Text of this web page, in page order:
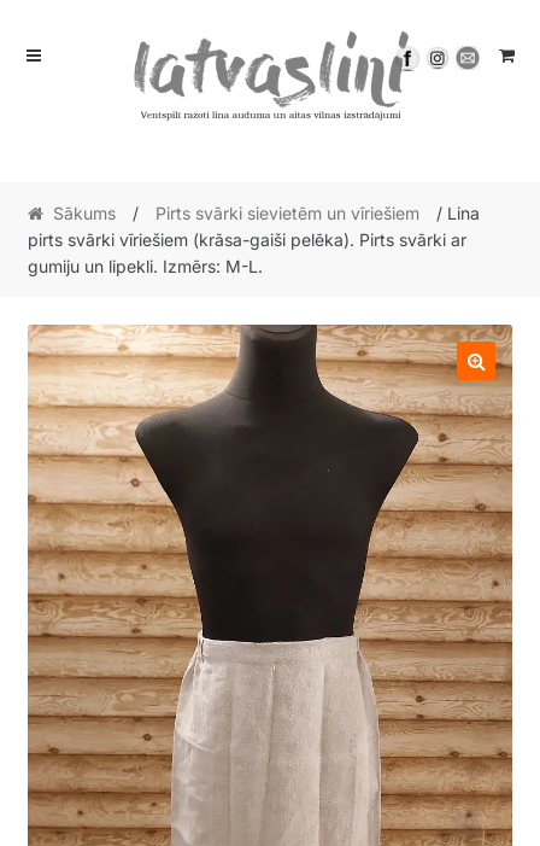
Skip
Skip
Sākums / Pirts svārki sievietēm un vīriešiem
/ Lina
pirts svārki vīriešiem (krāsa-gaiši pelēka). Pirts svārki ar
gumiju un lipekli. Izmērs: M-L.
🔍